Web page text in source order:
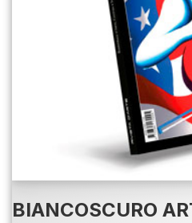
BIANCOSCURO